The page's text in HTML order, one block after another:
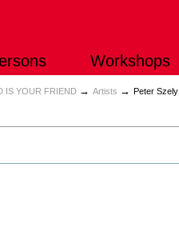
Workshops
IS YOUR FRIEND →Artists →Peter Szely